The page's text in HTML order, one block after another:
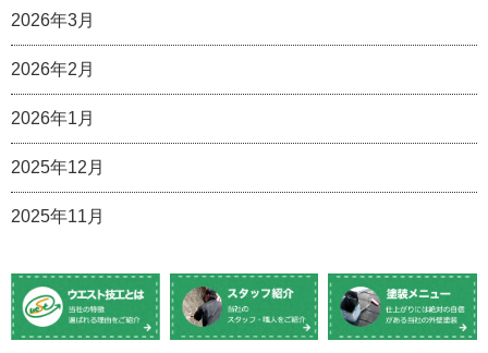
2026年3月
2026年2月
2026年1月
2025年12月
2025年11月